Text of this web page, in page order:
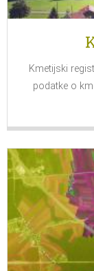
Kmetijski
podatke o